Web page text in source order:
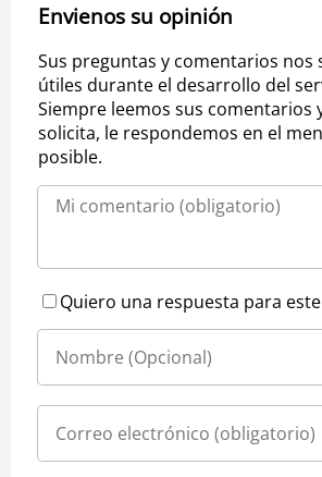
Envienos su opinión
Sus preguntas y comentarios nos
útiles durante el desarrollo del
Siempre leemos sus comentarios
solicita, le respondemos en el
posible.
Quiero una respuesta para